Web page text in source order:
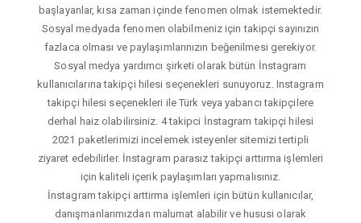
başlayanlar, kısa zaman içinde fenomen olmak istemektedir.
Sosyal medyada fenomen olabilmeniz için takipçi sayınızın
fazlaca olması ve paylaşımlarınızın beğenilmesi gerekiyor.
Sosyal medya yardımcı şirketi olarak bütün İnstagram
kullanıcılarına takipçi hilesi seçenekleri sunuyoruz. Instagram
takipçi hilesi seçenekleri ile Türk veya yabancı takipçilere
derhal haiz olabilirsiniz. 4 takipci İnstagram takipçi hilesi
2021 paketlerimizi incelemek isteyenler sitemizi tertipli
ziyaret edebilirler. İnstagram parasız takipçi arttırma işlemleri
için kaliteli içerik paylaşımları yapmalısınız.
İnstagram takipçi arttirma işlemleri için bütün kullanıcılar,
danışmanlarımızdan malumat alabilir ve hususi olarak